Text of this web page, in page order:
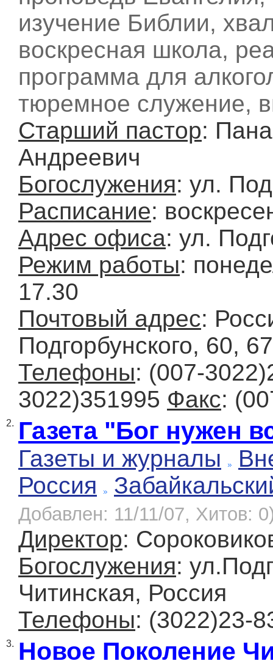
изучение Библии,
воскресная школа,
программа для
тюремное служение,
Старший пастор:
Андреевич
Богослужения: ул.
Расписание:
Адрес офиса: ул.
Режим работы:
17.30
Почтовый адрес:
Подгорбунского, 60,
Телефоны: (007-
3022)351995 Факс:
2. Газета "Бог нужен
Газеты и журналы
Россия
Добавлен: 11/11/07, Хитов:
Директор:
Богослужения:
Читинская, Россия
Телефоны: (3022)23-
3. Новое Поколение